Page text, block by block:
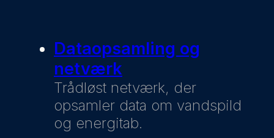
Dataopsamling og
netværk
Trådløst netværk, der
opsamler data om vandspild
og energitab.